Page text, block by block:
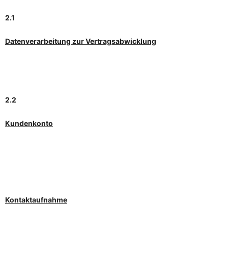
2.1
Datenverarbeitung zur Vertragsabwicklung
2.2
Kundenkonto
Kontaktaufnahme